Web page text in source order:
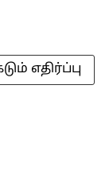
எதிர்ப்பு